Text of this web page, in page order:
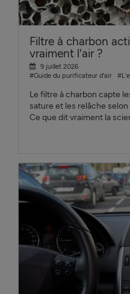
Filtre à charbon
vraiment l'air ?
9 juillet 2026
#Guide du purificateur d'air
Le filtre à charbon capte
sature et les relâche
Ce que dit vraiment la